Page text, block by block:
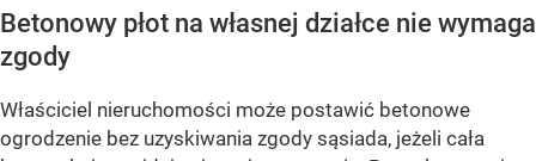
Betonowy płot na własnej działce nie wymaga
zgody
Właściciel nieruchomości może postawić betonowe
ogrodzenie bez uzyskiwania zgody sąsiada, jeżeli cała